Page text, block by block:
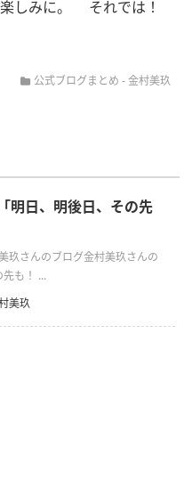
しみに。
それでは！
公式ブログまとめ -金村美玖
明日、明後日、その先
玖さんのブログ金村美玖さんの
先も！ ...
美玖